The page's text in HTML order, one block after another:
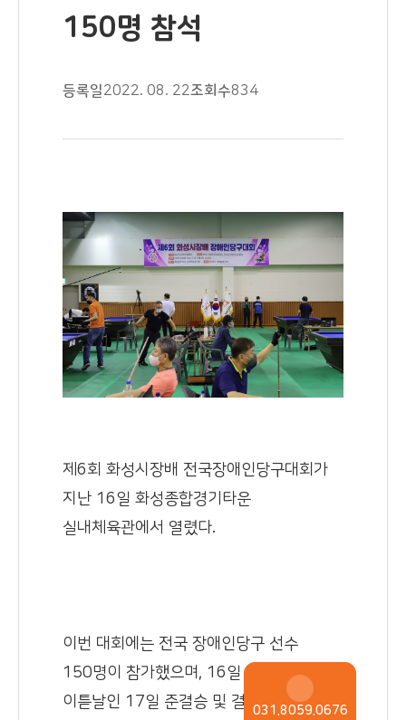
150명 참석
등록일2022. 08. 22조회수834
제6회 화성시장배 전국장애인당구대회가
지난 16일 화성종합경기타운
실내체육관에서 열렸다.
이번 대회에는 전국 장애인당구 선수
150명이 참가했으며, 16일 예선전을 거쳐
이튿날인 17일 준결승 및 결승전과031.8059.0676